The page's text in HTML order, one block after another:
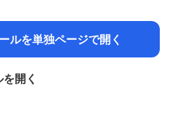
ルを単独ページで開く
開く